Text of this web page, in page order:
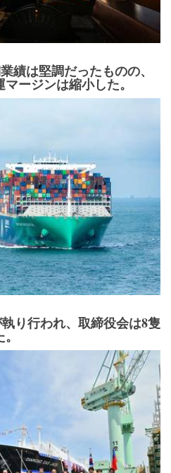
績は堅調だったものの、
ージンは縮小した。
り行われ、取締役会は8隻